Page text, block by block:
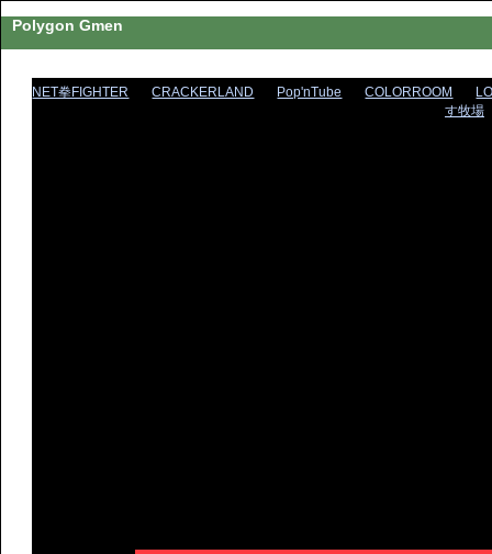
Polygon Gmen
NET拳FIGHTER CRACKERLAND Pop'nTube COLORROOM
す牧場